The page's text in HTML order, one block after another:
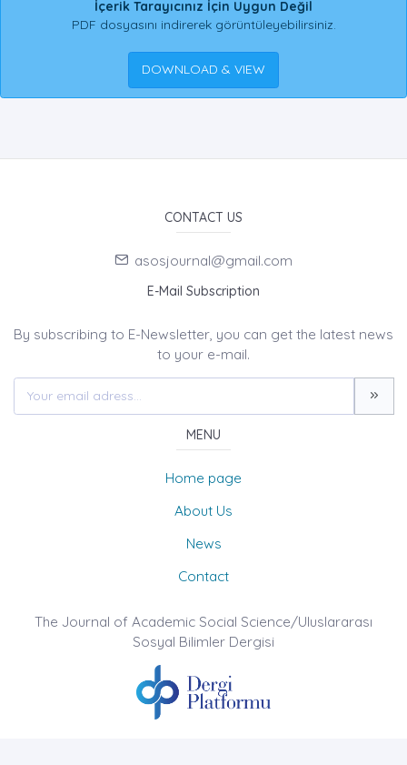
İçerik Tarayıcınız İçin Uygun Değil
PDF dosyasını indirerek görüntüleyebilirsiniz.
DOWNLOAD & VIEW
CONTACT US
asosjournal@gmail.com
E-Mail Subscription
By subscribing to E-Newsletter, you can get the latest news
to your e-mail.
MENU
Home page
About Us
News
Contact
The Journal of Academic Social Science/Uluslararası
Sosyal Bilimler Dergisi